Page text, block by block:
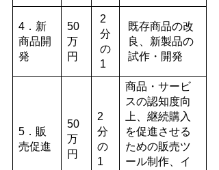
4．新
商品開
発
50
万
円
2
分
の
1
既存商品の改
良、新製品の
試作・開発
5．販
売促進
50
万
円
2
分
の
1
商品・サービ
スの認知度向
上、継続購入
を促進させる
ための販売ツ
ール制作、イ